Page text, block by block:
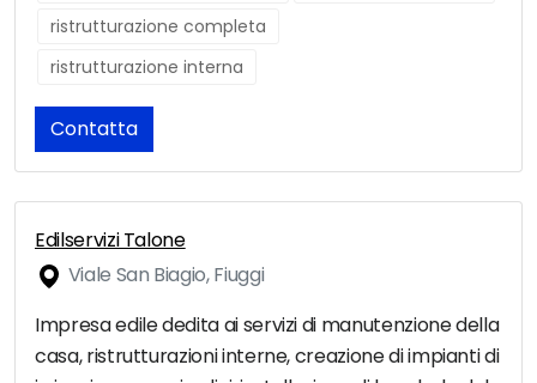
ristrutturazione completa
ristrutturazione interna
Contatta
Edilservizi Talone
Viale San Biagio, Fiuggi
Impresa edile dedita ai servizi di manutenzione della
casa, ristrutturazioni interne, creazione di impianti di